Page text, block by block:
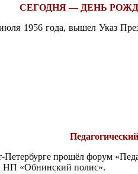
СЕГОДНЯ — ДЕНЬ
1956 года, вышел Указ
Петербурге прошёл форум
НП «Обнинский полис».